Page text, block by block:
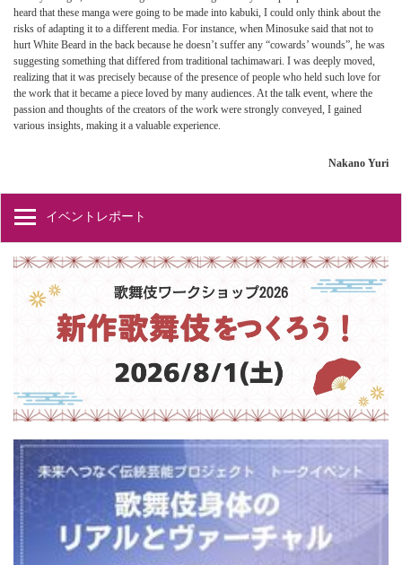
heard that these manga were going to be made into kabuki, I could only think about the
risks of adapting it to a different media. For instance, when Minosuke said that not to
hurt White Beard in the back because he doesn’t suffer any “cowards’ wounds”, he was
suggesting something that differed from traditional tachimawari. I was deeply moved,
realizing that it was precisely because of the presence of people who held such love for
the work that it became a piece loved by many audiences. At the talk event, where the
passion and thoughts of the creators of the work were strongly conveyed, I gained
various insights, making it a valuable experience.
Nakano Yuri
イベントレポート